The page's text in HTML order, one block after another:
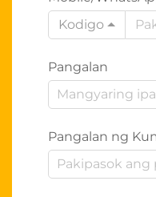
Kodigo
Pangalan
Pangalan ng